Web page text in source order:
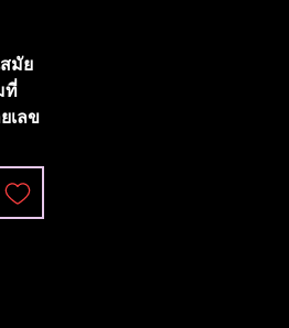
มัย
ที่
เลข
มี